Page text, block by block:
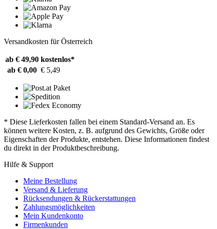
Versandkosten für Österreich
ab € 49,90 kostenlos*
ab € 0,00 € 5,49
* Diese Lieferkosten fallen bei einem Standard-Versand an. Es
können weitere Kosten, z. B. aufgrund des Gewichts, Größe oder
Eigenschaften der Produkte, entstehen. Diese Informationen findest
du direkt in der Produktbeschreibung.
Hilfe & Support
Meine Bestellung
Versand & Lieferung
Rücksendungen & Rückerstattungen
Zahlungsmöglichkeiten
Mein Kundenkonto
Firmenkunden